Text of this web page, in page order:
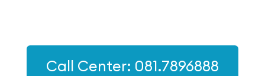
Call Center: 081.7896888